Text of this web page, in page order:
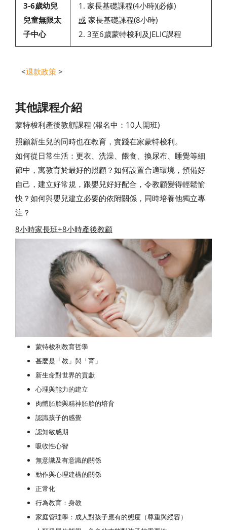
3-6歲幼兒
兒童無限太
子中心
1. 家長基礎課程(4小時)(必修)
或 家長基礎課程(8小時)
2. 3至6歲蒙特梭利及JELIC課程
<退款政策 >
其他課程介紹
蒙特梭利產後教顧課程 (報名中：10人開班)
照顧新生兒的同時也在教育，實踐在家蒙特梭利。
如何從日常生活：更衣、洗澡、餵食、換尿布、睡覺等細
節中，寓教育於最好的照顧？如何設置合適環境，預備好
自己，建立好常規，跟嬰兒好好配合，令教顧變得輕鬆愉
快？如何與嬰兒建立必要的依附關係，同時培養他獨立專
注？
8小時家長班+8小時產後教顧
蒙特梭利教育哲學
甚麼是「教」與「育」
新生命對世界的貢獻
心理與能力的建立
肉體胚胎與精神胚胎的培育
認識孩子的感覺
認知敏感期
吸收性心智
無意識及有意識的關係
動作與心理建構的關係
正常化
行為教育：身教
家庭管理學：成人對孩子應有的態度（尊重與縱容）